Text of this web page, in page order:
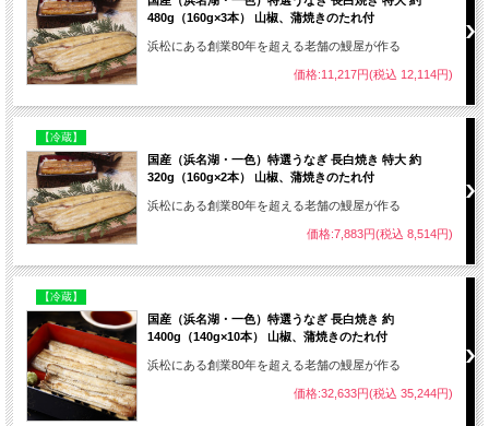
480g（160g×3本） 山椒、蒲焼きのたれ付
浜松にある創業80年を超える老舗の鰻屋が作る
価格:11,217円(税込 12,114円)
【冷蔵】
国産（浜名湖・一色）特選うなぎ 長白焼き 特大 約
320g（160g×2本） 山椒、蒲焼きのたれ付
浜松にある創業80年を超える老舗の鰻屋が作る
価格:7,883円(税込 8,514円)
【冷蔵】
国産（浜名湖・一色）特選うなぎ 長白焼き 約
1400g（140g×10本） 山椒、蒲焼きのたれ付
浜松にある創業80年を超える老舗の鰻屋が作る
価格:32,633円(税込 35,244円)